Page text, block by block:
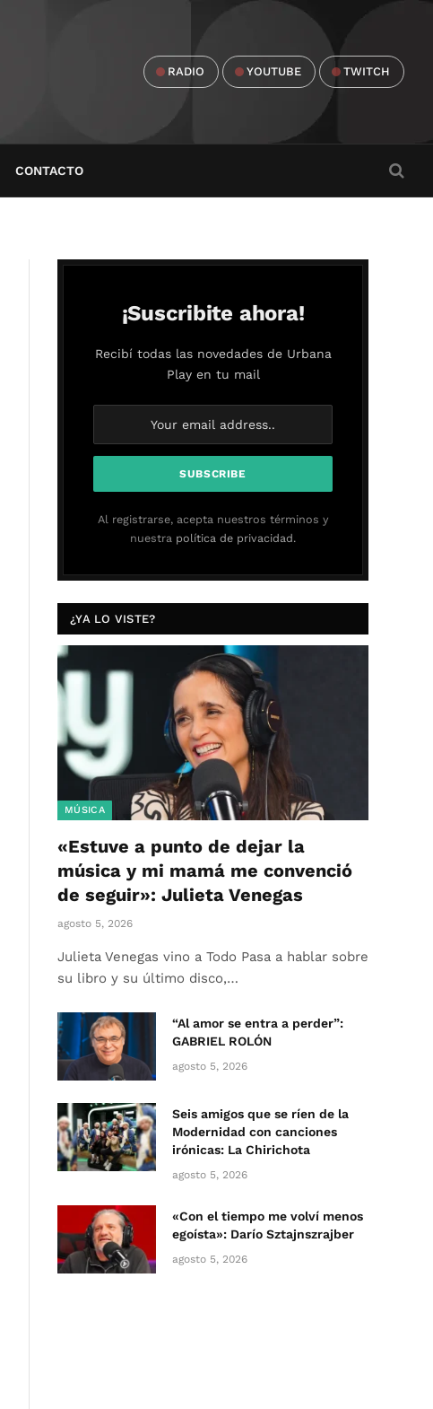
RADIO YOUTUBE TWITCH
CONTACTO
¡Suscribite ahora!
Recibí todas las novedades de Urbana
Play en tu mail
Al registrarse, acepta nuestros términos y
nuestra política de privacidad.
¿YA LO VISTE?
MÚSICA
«Estuve a punto de dejar la
música y mi mamá me convenció
de seguir»: Julieta Venegas
agosto 5, 2026
Julieta Venegas vino a Todo Pasa a hablar sobre
su libro y su último disco,…
“Al amor se entra a perder”:
GABRIEL ROLÓN
agosto 5, 2026
Seis amigos que se ríen de la
Modernidad con canciones
irónicas: La Chirichota
agosto 5, 2026
«Con el tiempo me volví menos
egoísta»: Darío Sztajnszrajber
agosto 5, 2026